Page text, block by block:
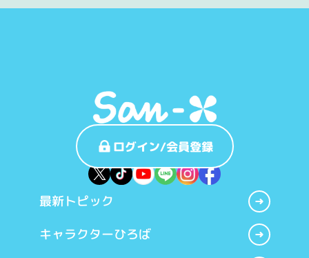
ログイン/会員登録
最新トピック
キャラクターひろば